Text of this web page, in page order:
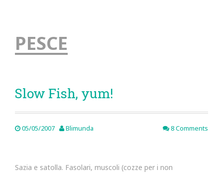
PESCE
Slow Fish, yum!
05/05/2007 Blimunda 8 Comments
Sazia e satolla. Fasolari, muscoli (cozze per i non